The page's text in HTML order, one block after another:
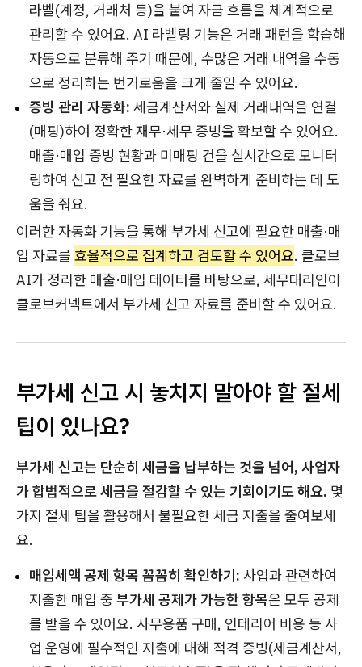
라벨(계정, 거래처 등)을 붙여 자금 흐름을 체계적으로
관리할 수 있어요. AI 라벨링 기능은 거래 패턴을 학습해
자동으로 분류해 주기 때문에, 수많은 거래 내역을 수동
으로 정리하는 번거로움을 크게 줄일 수 있어요.
증빙 관리 자동화: 세금계산서와 실제 거래내역을 연결
(매핑)하여 정확한 재무·세무 증빙을 확보할 수 있어요.
매출·매입 증빙 현황과 미매핑 건을 실시간으로 모니터
링하여 신고 전 필요한 자료를 완벽하게 준비하는 데 도
움을 줘요.
이러한 자동화 기능을 통해 부가세 신고에 필요한 매출·매
입 자료를 효율적으로 집계하고 검토할 수 있어요. 클로브
AI가 정리한 매출·매입 데이터를 바탕으로, 세무대리인이
클로브커넥트에서 부가세 신고 자료를 준비할 수 있어요.
부가세 신고 시 놓치지 말아야 할 절세
팁이 있나요?
부가세 신고는 단순히 세금을 납부하는 것을 넘어, 사업자
가 합법적으로 세금을 절감할 수 있는 기회이기도 해요. 몇
가지 절세 팁을 활용해서 불필요한 세금 지출을 줄여보세
요.
매입세액 공제 항목 꼼꼼히 확인하기: 사업과 관련하여
지출한 매입 중 부가세 공제가 가능한 항목은 모두 공제
를 받을 수 있어요. 사무용품 구매, 인테리어 비용 등 사
업 운영에 필수적인 지출에 대해 적격 증빙(세금계산서,